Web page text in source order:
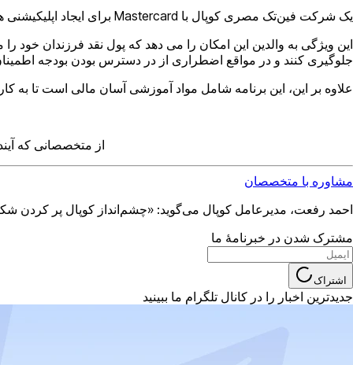
یک شرکت فین‌تک مصری کوپال با Mastercard برای ایجاد اپلیکیشنی همکاری کرده است که اعضای خانواده را به یک پلتفرم پرداخت متصل می‌کند که والدین کاملاً آن را کنترل می‌کنند.
این ویژگی به والدین این امکان را می دهد که پول نقد فرزندان خود
جلوگیری کنند و در مواقع اضطراری از در دسترس بودن بودجه
علاوه بر این، این برنامه شامل مواد آموزشی آسان مالی است تا
از متخصصانی که
مشاوره با متخصصان
احمد رفعت، مدیرعامل کوپال می‌گوید: «چشم‌انداز کوپال پر
مشترک شدن در خبرنامهٔ ما
اشتراک
جدیدترین اخبار را در کانال تلگرام ما ببینید